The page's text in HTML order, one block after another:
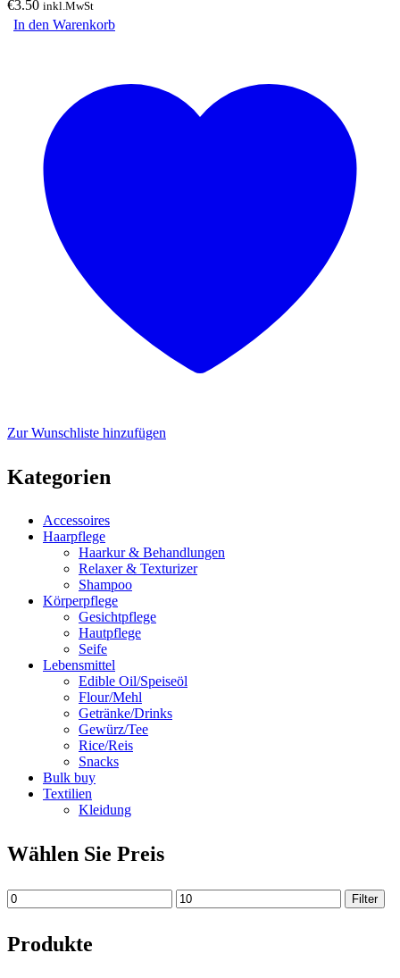
€3.50 inkl.MwSt
In den Warenkorb
Zur Wunschliste hinzufügen
Kategorien
Accessoires
Haarpflege
Haarkur & Behandlungen
Relaxer & Texturizer
Shampoo
Körperpflege
Gesichtpflege
Hautpflege
Seife
Lebensmittel
Edible Oil/Speiseöl
Flour/Mehl
Getränke/Drinks
Gewürz/Tee
Rice/Reis
Snacks
Bulk buy
Textilien
Kleidung
Wählen Sie Preis
Min.
Preis
Max.
Preis
Filter
Produkte